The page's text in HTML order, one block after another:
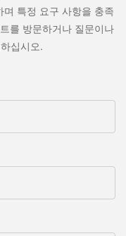
특정 요구 사항을 충족
를 방문하거나 질문이나
십시오.